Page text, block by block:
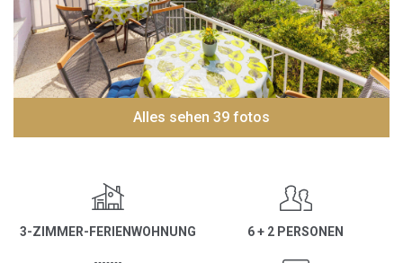
Alles sehen 39 fotos
3-ZIMMER-FERIENWOHNUNG 6 + 2 PERSONEN